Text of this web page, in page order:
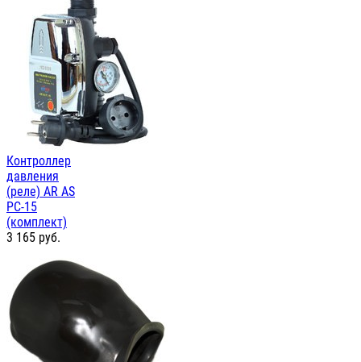
Контроллер
давления
(реле) AR AS
PC-15
(комплект)
3 165 руб.